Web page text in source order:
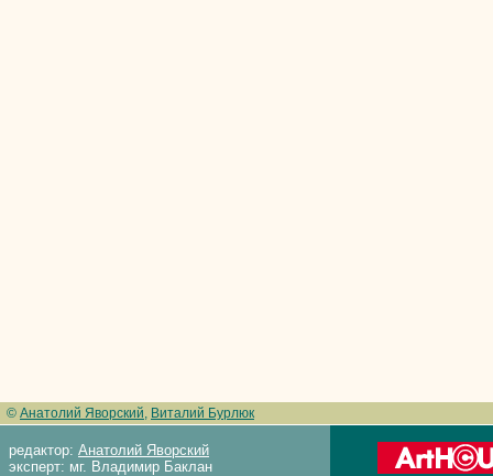
© Анатолий Яворский, Виталий Бурлюк
редактор: Анатолий Яворский
эксперт: мг. Владимир Баклан